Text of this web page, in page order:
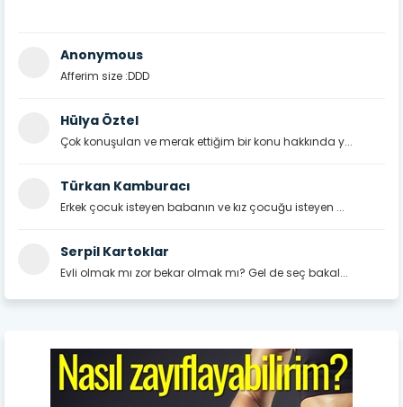
Anonymous
Afferim size :DDD
Hülya Öztel
Çok konuşulan ve merak ettiğim bir konu hakkında y...
Türkan Kamburacı
Erkek çocuk isteyen babanın ve kız çocuğu isteyen ...
Serpil Kartoklar
Evli olmak mı zor bekar olmak mı? Gel de seç bakal...